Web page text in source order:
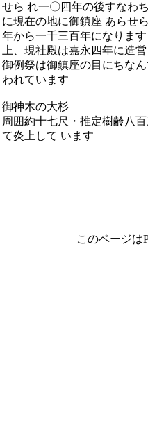
せら れ一〇四年の後すなわ
に現在の地に御鎮座 あらせ
年から一千三百年になりま
上、現社殿は嘉永四年に造
御例祭は御鎮座の目にちな
われています
御神木の大杉
周囲約十七尺・推定樹齢八
て炎上して います
このページは